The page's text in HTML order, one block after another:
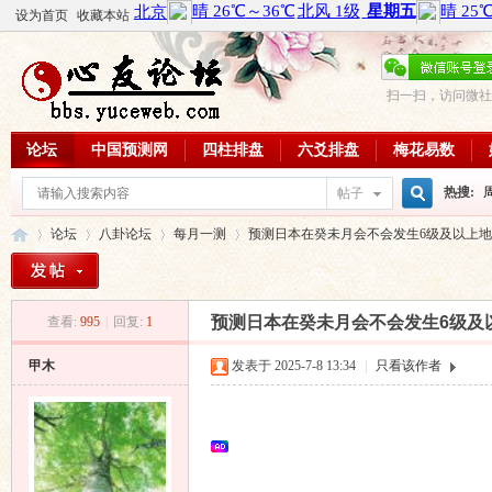
设为首页 收藏本站
扫一扫，访问微
论坛 中国预测网 四柱排盘 六爻排盘 梅花易数
帖子
搜
索
热搜:
周易教
每日一
论坛
›
八卦论坛 每月一测
›
预测日本在癸未月会不会发生6级及以上
查看: 995 回复: 1 预测日本在癸未月会不会发生6级及
甲木 发表于 2025-7-8 13:34 只看该作者